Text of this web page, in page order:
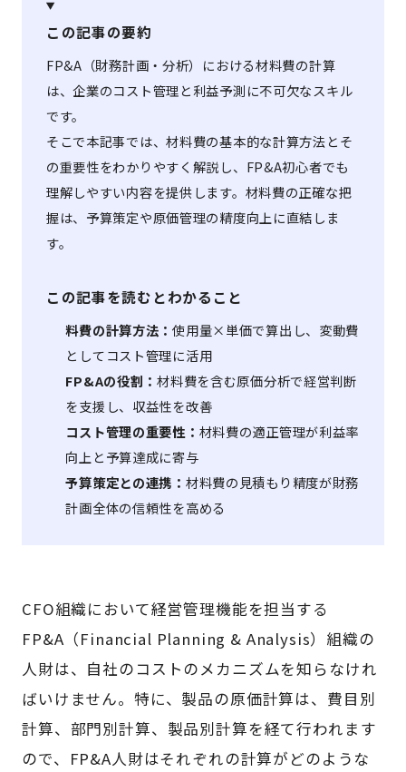
この記事の要約
FP&A（財務計画・分析）における材料費の計算
は、企業のコスト管理と利益予測に不可欠なスキル
です。
そこで本記事では、材料費の基本的な計算方法とそ
の重要性をわかりやすく解説し、FP&A初心者でも
理解しやすい内容を提供します。材料費の正確な把
握は、予算策定や原価管理の精度向上に直結しま
す。
この記事を読むとわかること
料費の計算方法：使用量×単価で算出し、変動費
としてコスト管理に活用
FP&Aの役割：材料費を含む原価分析で経営判断
を支援し、収益性を改善
コスト管理の重要性： 材料費の適正管理が利益率
向上と予算達成に寄与
予算策定との連携： 材料費の見積もり精度が財務
計画全体の信頼性を高める
CFO組織において経営管理機能を担当する
FP&A（Financial Planning & Analysis）組織の
人財は、自社のコストのメカニズムを知らなけれ
ばいけません。特に、製品の原価計算は、費目別
計算、部門別計算、製品別計算を経て行われます
ので、FP&A人財はそれぞれの計算がどのような